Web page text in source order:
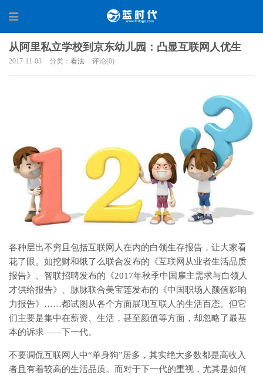
从阿里私立学校到京东幼儿园：凸显互联网人优生
2017-11-03 分类： 看法 评论(0)
各种层出不穷且包括互联网人在内的白领生存报告，让大家看
花了眼。如挖财和饿了么联合发布的《互联网从业者生活品质
报告》、智联招聘发布的《2017年秋季中国雇主需求与白领人
才供给报告》、脉脉联合美宝莲发布的《中国职场人颜值影响
力报告》……都试图从各个方面展现互联人的生活百态。但它
们主要是集中在薪资、生活，甚至颜值等方面，却忽略了最基
本的诉求——下一代。
不要调侃互联网人中“单身狗”居多，其实绝大多数都是高收入
者且有着较高的生活品质。而对于下一代的重视，尤其是如何